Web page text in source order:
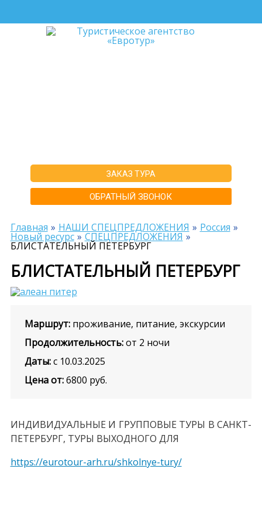
ЗАКАЗ ТУРА
ОБРАТНЫЙ ЗВОНОК
Главная НАШИ СПЕЦПРЕДЛОЖЕНИЯ Россия
Новый ресурс СПЕЦПРЕДЛОЖЕНИЯ
БЛИСТАТЕЛЬНЫЙ ПЕТЕРБУРГ
БЛИСТАТЕЛЬНЫЙ ПЕТЕРБУРГ
Маршрут: проживание, питание, экскурсии
Продолжительность: от 2 ночи
Даты: с 10.03.2025
Цена от: 6800 руб.
ИНДИВИДУАЛЬНЫЕ И ГРУППОВЫЕ ТУРЫ В САНКТ-
ПЕТЕРБУРГ, ТУРЫ ВЫХОДНОГО ДЛЯ
https://eurotour-arh.ru/shkolnye-tury/